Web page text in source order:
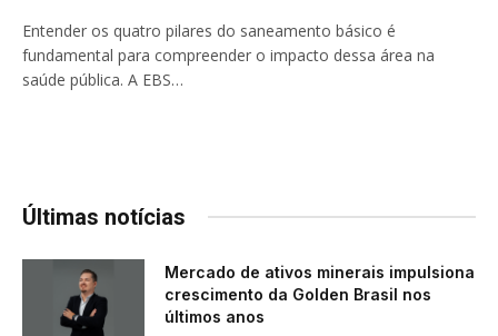
Entender os quatro pilares do saneamento básico é
fundamental para compreender o impacto dessa área na
saúde pública. A EBS…
Últimas notícias
Mercado de ativos minerais impulsiona
crescimento da Golden Brasil nos
últimos anos